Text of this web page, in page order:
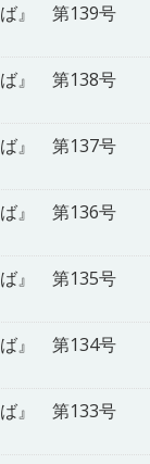
ば』 第139号
ば』 第138号
ば』 第137号
ば』 第136号
ば』 第135号
ば』 第134号
ば』 第133号